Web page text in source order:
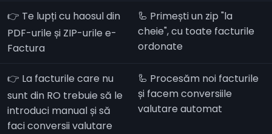
👉 Te lupți cu haosul din
PDF-urile și ZIP-urile e-
Factura
🦾 Primești un zip "la
cheie", cu toate facturile
ordonate
👉 La facturile care nu
sunt din RO trebuie să le
introduci manual și să
faci conversii valutare
🦾 Procesăm noi facturile
și facem conversiile
valutare automat